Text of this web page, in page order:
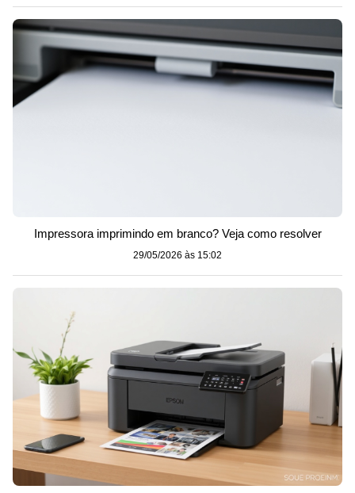
Impressora imprimindo em branco? Veja como resolver
29/05/2026 às 15:02